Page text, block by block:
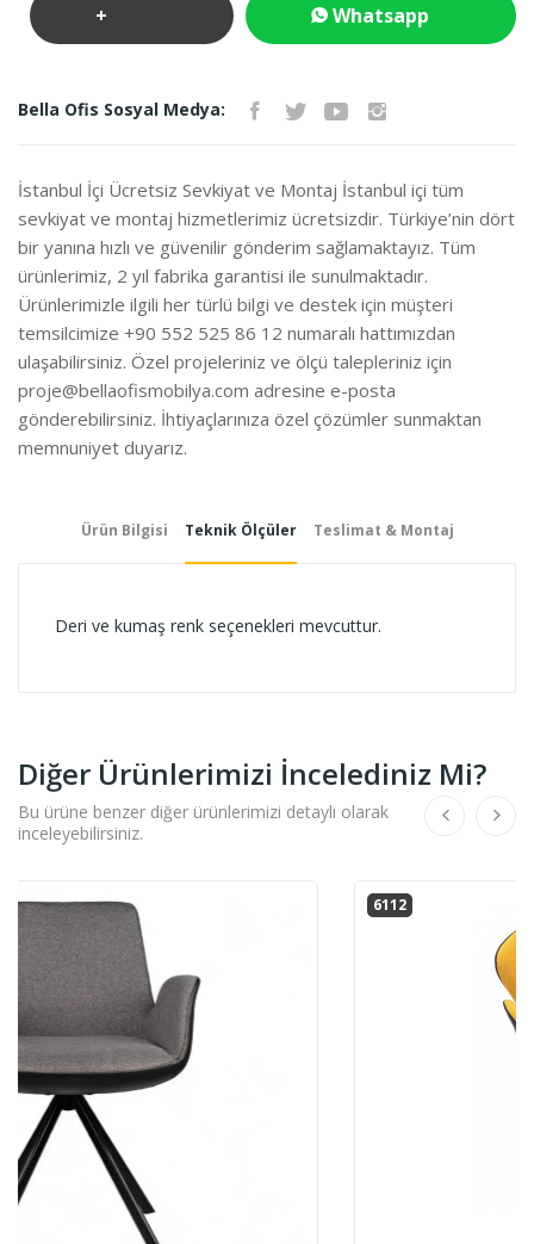
+ Whatsapp
Bella Ofis Sosyal Medya:
İstanbul İçi Ücretsiz Sevkiyat ve Montaj İstanbul içi tüm
sevkiyat ve montaj hizmetlerimiz ücretsizdir. Türkiye’nin dört
bir yanına hızlı ve güvenilir gönderim sağlamaktayız. Tüm
ürünlerimiz, 2 yıl fabrika garantisi ile sunulmaktadır.
Ürünlerimizle ilgili her türlü bilgi ve destek için müşteri
temsilcimize +90 552 525 86 12 numaralı hattımızdan
ulaşabilirsiniz. Özel projeleriniz ve ölçü talepleriniz için
proje@bellaofismobilya.com adresine e-posta
gönderebilirsiniz. İhtiyaçlarınıza özel çözümler sunmaktan
memnuniyet duyarız.
Ürün Bilgisi Teknik Ölçüler Teslimat & Montaj
Deri ve kumaş renk seçenekleri mevcuttur.
Diğer Ürünlerimizi İncelediniz Mi?
Bu ürüne benzer diğer ürünlerimizi detaylı olarak
inceleyebilirsiniz.
6112